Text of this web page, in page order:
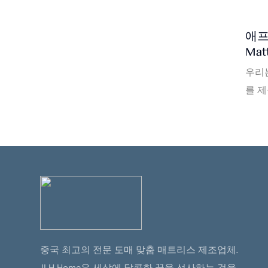
애
우리
를
보증
다.
진
사
를
중국 최고의 전문 도매 맞춤 매트리스 제조업체.